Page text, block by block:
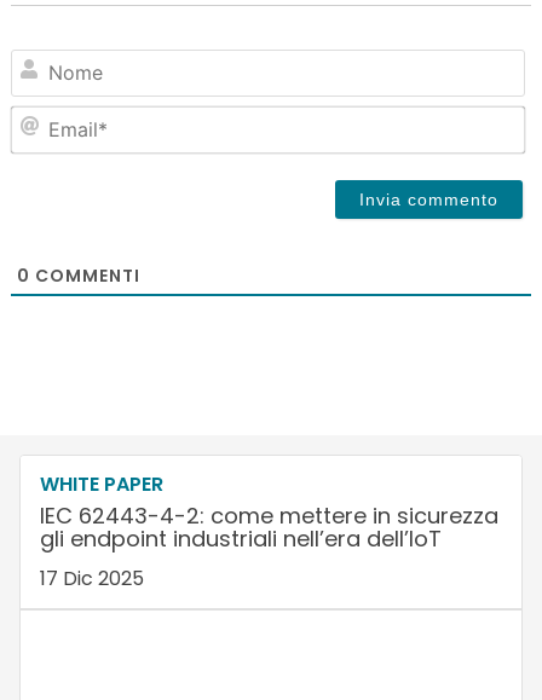
0 COMMENTI
WHITE PAPER
IEC 62443-4-2: come mettere in sicurezza
gli endpoint industriali nell’era dell’IoT
17 Dic 2025